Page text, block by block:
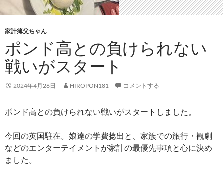
家計簿父ちゃん
ポンド高との負けられない
戦いがスタート
2024年4月26日 HIROPON181 コメントする
ポンド高との負けられない戦いがスタートしました。
今回の英国駐在。娘達の学費捻出と、家族での旅行・観劇
などのエンターテイメントが家計の最優先事項と心に決め
ました。